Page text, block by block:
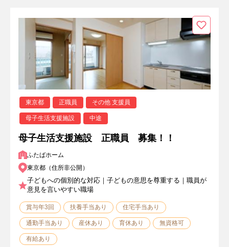
東京都 正職員 その他 支援員
母子生活支援施設 中途
母子生活支援施設 正職員 募集！！
ふたばホーム
東京都（住所非公開）
子どもへの個別的な対応｜子どもの意思を尊重する｜職員が
意見を言いやすい職場
賞与年3回 扶養手当あり 住宅手当あり
通勤手当あり 産休あり 育休あり 無資格可
有給あり